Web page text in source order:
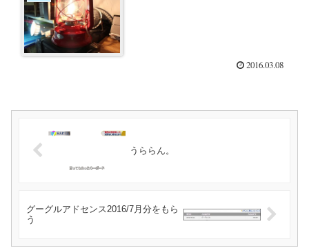
2016.03.08
うららん。
グーグルアドセンス2016/7月分をもら
う